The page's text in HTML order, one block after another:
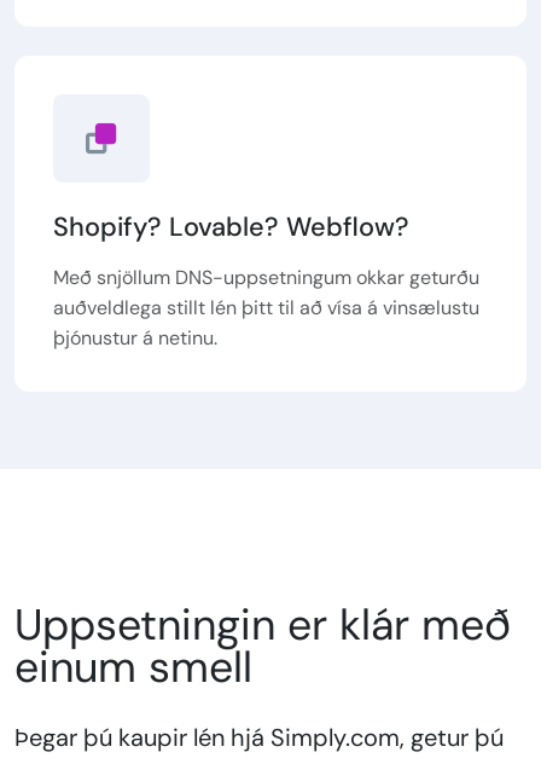
Shopify? Lovable? Webflow?
Með snjöllum DNS-uppsetningum okkar geturðu
auðveldlega stillt lén þitt til að vísa á vinsælustu
þjónustur á netinu.
Uppsetningin er klár með
einum smell
Þegar þú kaupir lén hjá Simply.com, getur þú